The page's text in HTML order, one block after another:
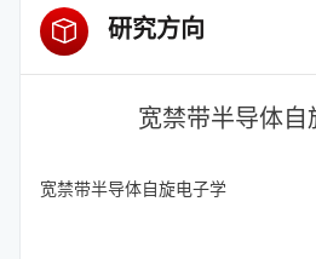
研究方向
宽禁带半导体自
宽禁带半导体自旋电子学